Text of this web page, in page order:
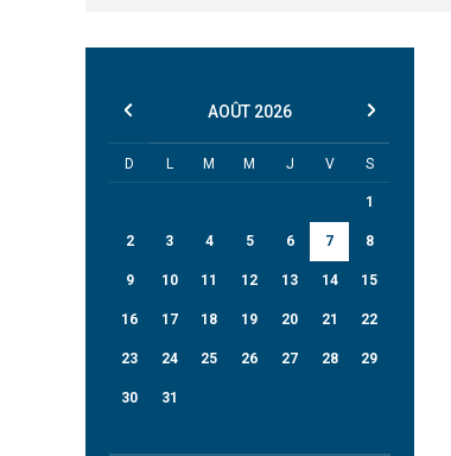
AOÛT 2026
D L M M J V S
1
2 3 4 5 6 7 8
9 10 11 12 13 14 15
16 17 18 19 20 21 22
23 24 25 26 27 28 29
30 31